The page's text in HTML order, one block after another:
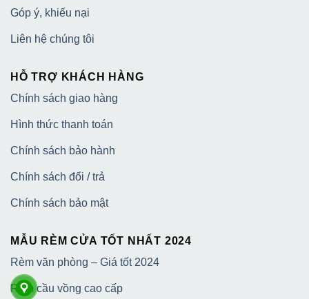
Góp ý, khiếu nại
Liên hệ chúng tôi
HỖ TRỢ KHÁCH HÀNG
Chính sách giao hàng
Hình thức thanh toán
Chính sách bảo hành
Chính sách đổi / trả
Chính sách bảo mật
MẪU RÈM CỬA TỐT NHẤT 2024
Rèm văn phòng – Giá tốt 2024
Rèm cầu vồng cao cấp